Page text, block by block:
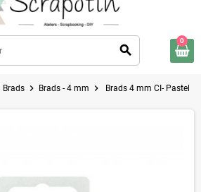
search
0
Brads chevron_right Brads - 4 mm chevron_right Brads 4 mm CI- Pastel